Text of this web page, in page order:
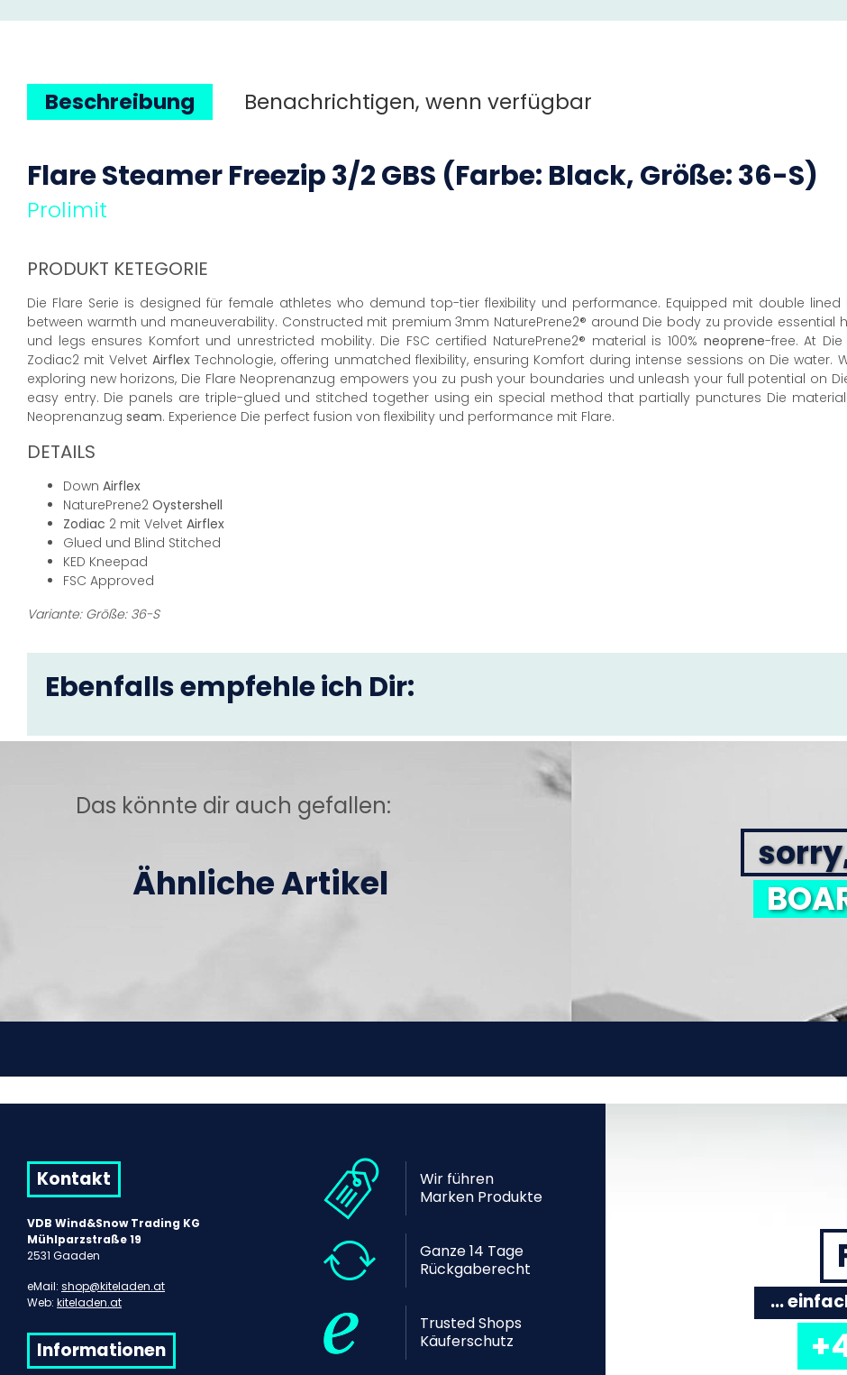
Beschreibung Benachrichtigen, wenn verfügbar
Flare SteamerFreezip3/2GBS (Farbe: Black, Größe: 36-S)
Prolimit
PRODUKT KETEGORIE
Die Flare Serie is designed für female athletes who demund top-tier flexibility und performance. Equipped mit double lined
between warmth und maneuverability. Constructed mit premium 3mm NaturePrene2® around Die body zu provide essential
und legs ensures Komfort und unrestricted mobility. Die FSC certified NaturePrene2® material is 100% neoprene-free. At
Zodiac2 mit VelvetAirflex Technologie, offering unmatched flexibility, ensuring Komfort during intense sessions on Die water.
exploring new horizons, Die Flare Neoprenanzug empowers you zu push your boundaries und unleash your full potential on
easy entry. Die panels are triple-glued und stitched together using ein special method that partially punctures Die
Neoprenanzug seam. Experience Die perfect fusion von flexibility und performance mit Flare.
DETAILS
Down Airflex
NaturePrene2 Oystershell
Zodiac 2 mit Velvet Airflex
Glued und Blind Stitched
KED Kneepad
FSC Approved
Variante: Größe: 36-S
Ebenfalls empfehle ich Dir:
Das könnte dir auch gefallen:
Ähnliche Artikel
Kontakt
VDB Wind&Snow Trading KG
Mühlparzstraße 19
2531 Gaaden
eMail: shop@kiteladen.at
Web: kiteladen.at
Informationen
Wir führen
Marken Produkte
Ganze 14 Tage
Rückgaberecht
Trusted Shops
Käuferschutz
...